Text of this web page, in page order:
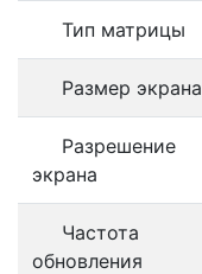
Тип матрицы
Размер экрана
Разрешение
экрана
Частота
обновления